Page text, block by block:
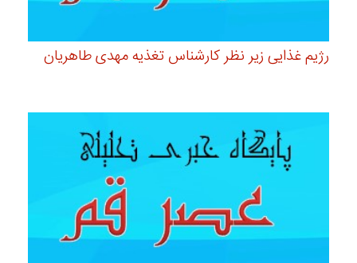
رژیم غذایی زیر نظر کارشناس تغذیه مهدی طاهریان